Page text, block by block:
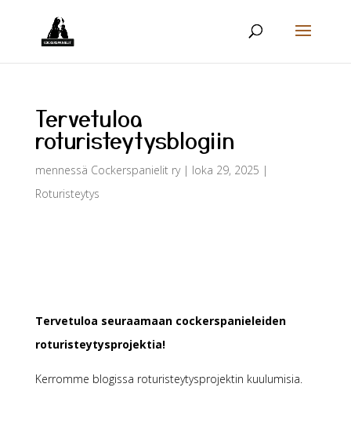
Tervetuloa
roturisteytysblogiin
mennessä Cockerspanielit ry| loka 29, 2025 |
Roturisteytys
Tervetuloa seuraamaan cockerspanieleiden
roturisteytysprojektia!
Kerromme blogissa roturisteytysprojektin kuulumisia.